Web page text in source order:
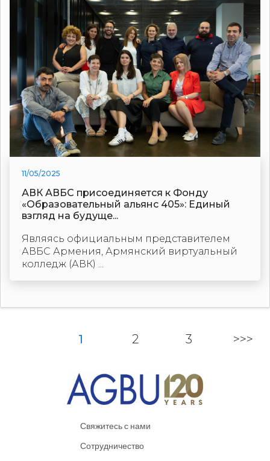
11/05/2025
АВК АВБС присоединяется к Фонду
«Образовательный альянс 405»: Единый
взгляд на будуще...
Являясь официальным представителем
АВБС Армения, Армянский виртуальный
колледж (АВК) ...
1 2 3 >>>
Свяжитесь с нами
Сотрудничество